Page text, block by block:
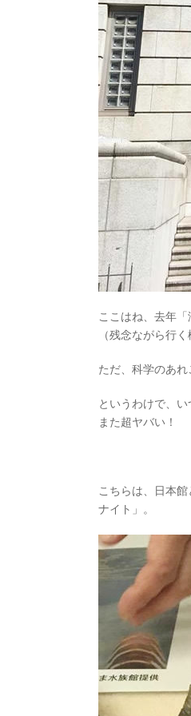
ここはね、去年
（残念ながら行
ただ、科学のあれ
というわけで、
また超ヤバい！
こちらは、日本
ナイト」。